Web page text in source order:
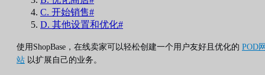
C. 开始销售#
D. 其他设置和优化#
使用ShopBase，在线卖家可以轻松创建一个用户友好且优化的 POD
站 以扩展自己的业务。